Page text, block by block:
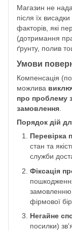
Магазин не
після їх
факторів, які
(дотримання
ґрунту, полив
Умови
Компенсація
можлива
про проблему
замовлення.
Порядок дій
Перевірка
стан та
служби
Фіксація
замовленню,
фірмової
Негайне
посилки)